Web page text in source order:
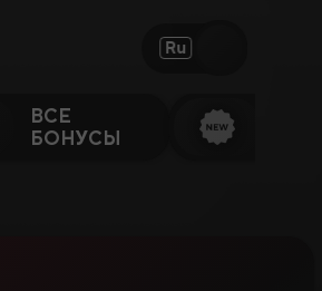
Ru
ВСЕ
БОНУСЫ